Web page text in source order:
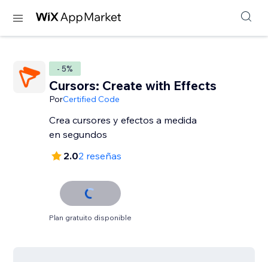
- 5%
Cursors: Create with Effects
PorCertified Code
Crea cursores y efectos a medida
en segundos
2.02 reseñas
Plan gratuito disponible